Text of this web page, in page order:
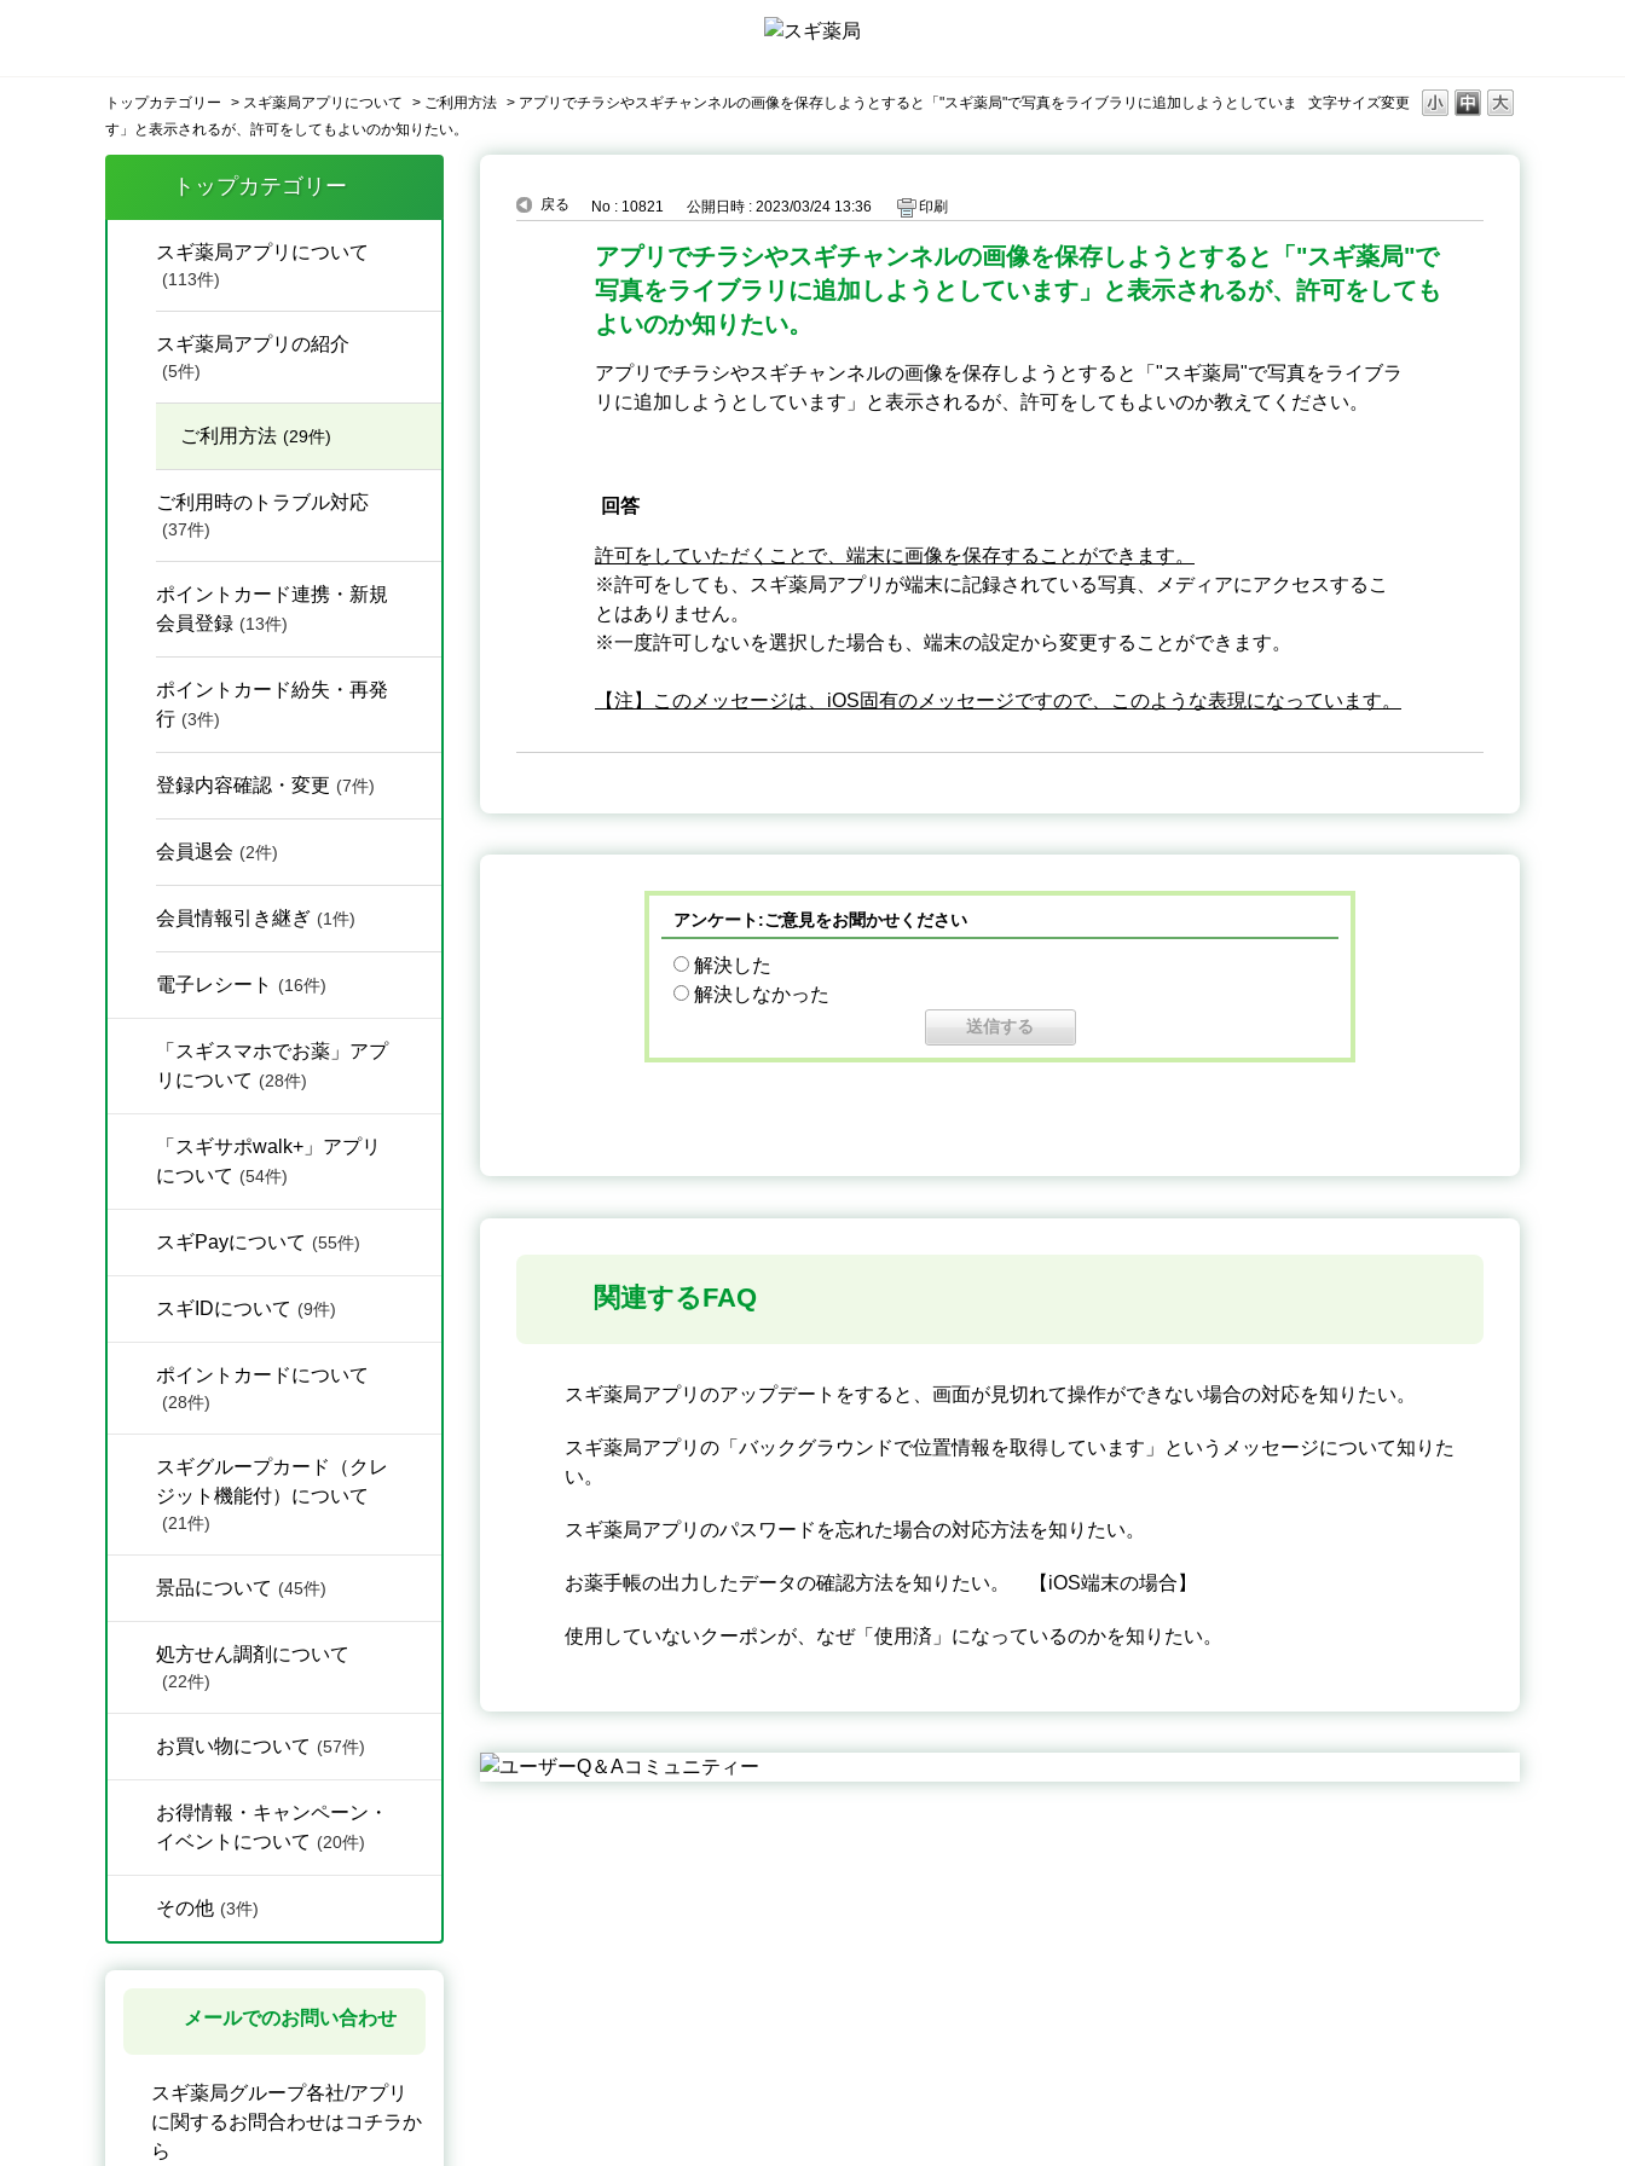
文字サイズ変更
トップカテゴリー > スギ薬局アプリについて > ご利用方法 > アプリでチラシやスギチャンネルの画像を保存しようとすると「"スギ薬局"で写真をライブラリに追加しようとしていま
す」と表示されるが、許可をしてもよいのか知りたい。
トップカテゴリー
スギ薬局アプリについて
(113件)
スギ薬局アプリの紹介
(5件)
ご利用方法 (29件)
ご利用時のトラブル対応
(37件)
ポイントカード連携・新規
会員登録 (13件)
ポイントカード紛失・再発
行 (3件)
登録内容確認・変更 (7件)
会員退会 (2件)
会員情報引き継ぎ (1件)
電子レシート (16件)
「スギスマホでお薬」アプ
リについて (28件)
「スギサポwalk+」アプリ
について (54件)
スギPayについて (55件)
スギIDについて (9件)
ポイントカードについて
(28件)
スギグループカード（クレ
ジット機能付）について
(21件)
景品について (45件)
処方せん調剤について
(22件)
お買い物について (57件)
お得情報・キャンペーン・
イベントについて (20件)
その他 (3件)
メールでのお問い合わせ
スギ薬局グループ各社/アプリ
に関するお問合わせはコチラか
ら
戻る No : 10821 公開日時 : 2023/03/24 13:36 印刷
アプリでチラシやスギチャンネルの画像を保存しようとすると「"スギ薬局"で
写真をライブラリに追加しようとしています」と表示されるが、許可をしても
よいのか知りたい。
アプリでチラシやスギチャンネルの画像を保存しようとすると「"スギ薬局"で写真をライブラ
リに追加しようとしています」と表示されるが、許可をしてもよいのか教えてください。
回答
許可をしていただくことで、端末に画像を保存することができます。
※許可をしても、スギ薬局アプリが端末に記録されている写真、メディアにアクセスするこ
とはありません。
※一度許可しないを選択した場合も、端末の設定から変更することができます。
【注】このメッセージは、iOS固有のメッセージですので、このような表現になっています。
アンケート:ご意見をお聞かせください
解決した
解決しなかった
関連するFAQ
スギ薬局アプリのアップデートをすると、画面が見切れて操作ができない場合の対応を知りたい。
スギ薬局アプリの「バックグラウンドで位置情報を取得しています」というメッセージについて知りた
い。
スギ薬局アプリのパスワードを忘れた場合の対応方法を知りたい。
お薬手帳の出力したデータの確認方法を知りたい。 【iOS端末の場合】
使用していないクーポンが、なぜ「使用済」になっているのかを知りたい。